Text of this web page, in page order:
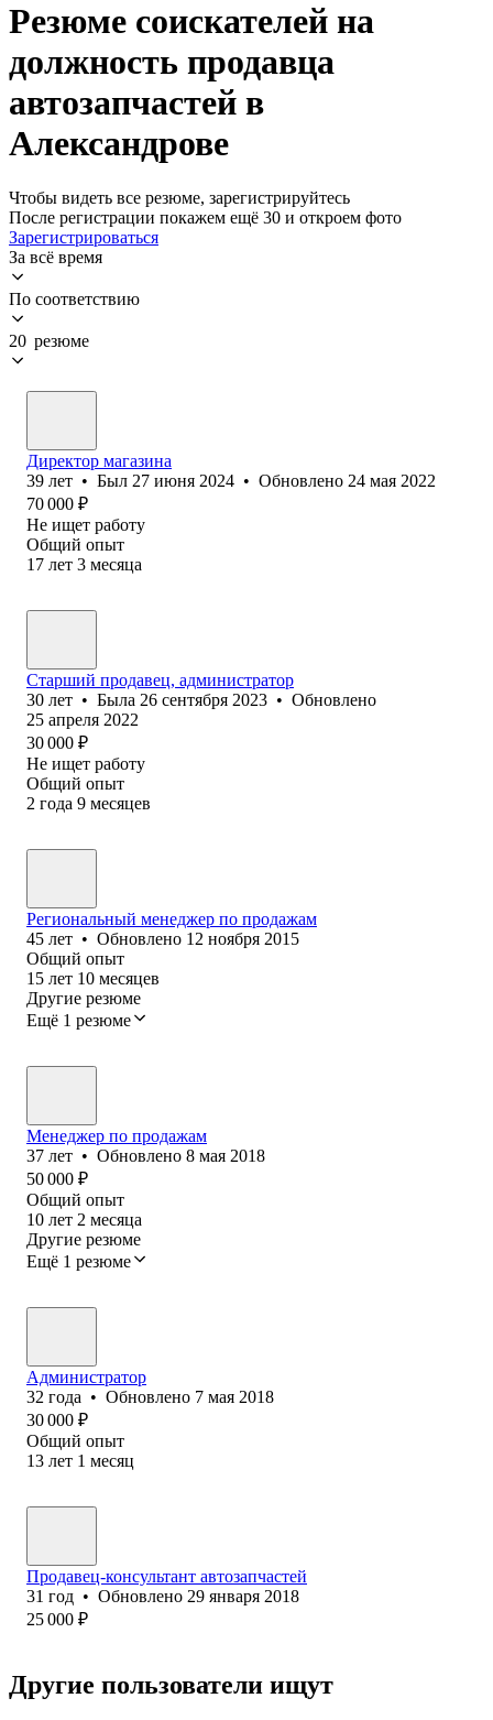
Резюме соискателей на
должность продавца
автозапчастей в
Александрове
Чтобы видеть все резюме, зарегистрируйтесь
После регистрации покажем ещё 30 и откроем фото
Зарегистрироваться
За всё время
По соответствию
20 резюме
Директор магазина
39 лет • Был 27 июня 2024 • Обновлено 24 мая 2022
70 000 ₽
Не ищет работу
Общий опыт
17 лет 3 месяца
Старший продавец, администратор
30 лет • Была 26 сентября 2023 • Обновлено
25 апреля 2022
30 000 ₽
Не ищет работу
Общий опыт
2 года 9 месяцев
Региональный менеджер по продажам
45 лет • Обновлено 12 ноября 2015
Общий опыт
15 лет 10 месяцев
Другие резюме
Ещё 1 резюме
Менеджер по продажам
37 лет • Обновлено 8 мая 2018
50 000 ₽
Общий опыт
10 лет 2 месяца
Другие резюме
Ещё 1 резюме
Администратор
32 года • Обновлено 7 мая 2018
30 000 ₽
Общий опыт
13 лет 1 месяц
Продавец-консультант автозапчастей
31 год • Обновлено 29 января 2018
25 000 ₽
Другие пользователи ищут